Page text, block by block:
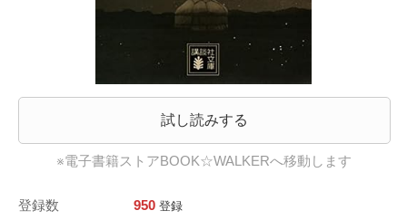
試し読みする
※電子書籍ストアBOOK☆WALKERへ移動します
登録数 950 登録